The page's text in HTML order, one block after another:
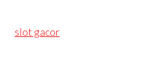
slot gacor